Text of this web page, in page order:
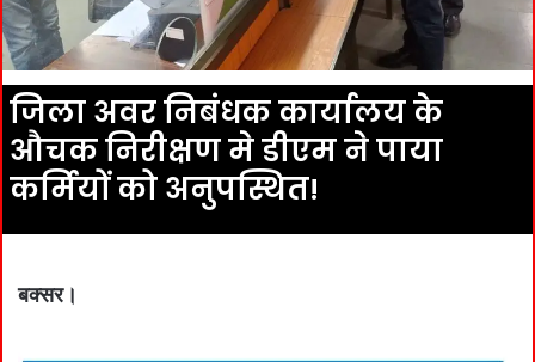
जिला अवर निबंधक कार्यालय के
औचक निरीक्षण मे डीएम ने पाया
कर्मियों को अनुपस्थित!
बक्सर।